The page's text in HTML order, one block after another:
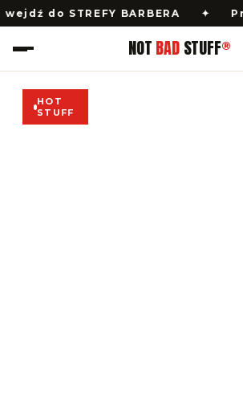
do STREFY BARBERA
NOTBADSTUFF®
HOT
STUFF
TERAZ